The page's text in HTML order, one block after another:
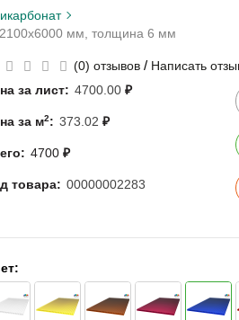
2100x6000 мм, толщина 6 мм
(0) отзывов / Написать
за лист: 4700.00 ₽
за м2: 373.02 ₽
4700 ₽
товара: 00000002283